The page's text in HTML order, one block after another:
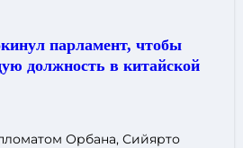
парламент, чтобы
должность в китайской